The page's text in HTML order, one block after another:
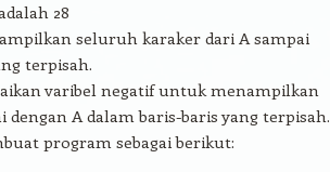
28
seluruh karaker dari A sampai
terpisah.
varibel negatif untuk menampilkan
A dalam baris-baris yang terpisah.
program sebagai berikut: